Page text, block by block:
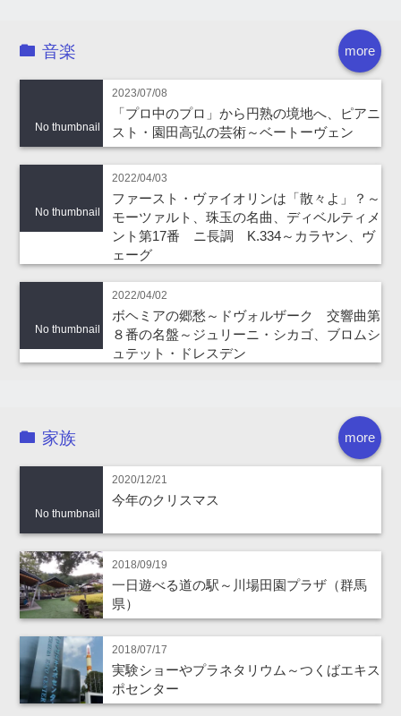
more
音楽
No thumbnail
2023/07/08
「プロ中のプロ」から円熟の境地へ、ピアニ
スト・園田高弘の芸術～ベートーヴェン
No thumbnail
2022/04/03
ファースト・ヴァイオリンは「散々よ」？～
モーツァルト、珠玉の名曲、ディベルティメ
ント第17番 ニ長調 K.334～カラヤン、ヴ
ェーグ
No thumbnail
2022/04/02
ボヘミアの郷愁～ドヴォルザーク 交響曲第
８番の名盤～ジュリーニ・シカゴ、ブロムシ
ュテット・ドレスデン
more
家族
No thumbnail
2020/12/21
今年のクリスマス
2018/09/19
一日遊べる道の駅～川場田園プラザ（群馬
県）
2018/07/17
実験ショーやプラネタリウム～つくばエキス
ポセンター